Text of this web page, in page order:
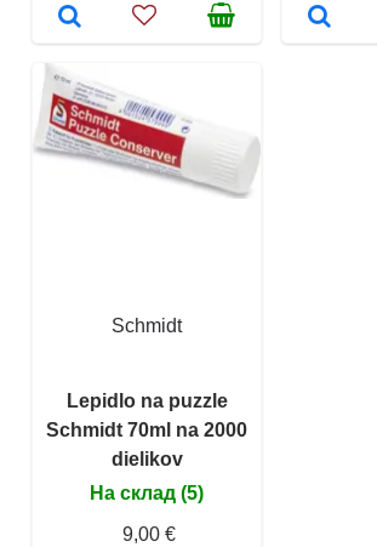
Schmidt
Lepidlo na puzzle
Schmidt 70ml na 2000
dielikov
На склад (5)
9,00 €